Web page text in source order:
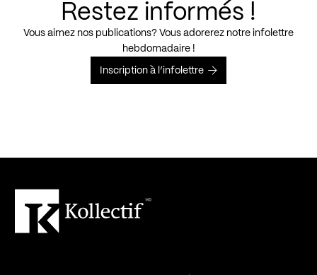
Restez informés !
Vous aimez nos publications? Vous adorerez notre infolettre
hebdomadaire !
Inscription à l’infolettre